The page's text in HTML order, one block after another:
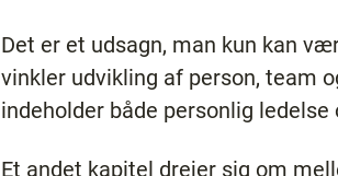
Det er et udsagn, man kun kan
vinkler udvikling af person, team
indeholder både personlig
Et andet kapitel drejer sig om